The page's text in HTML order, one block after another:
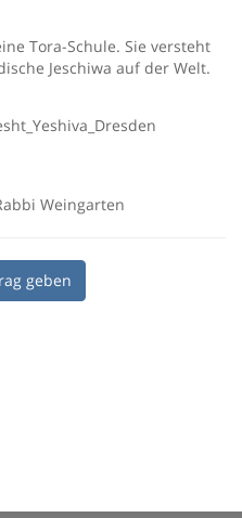
Tora-Schule. Sie versteht
Jeschiwa auf der Welt.
Weingarten
geben